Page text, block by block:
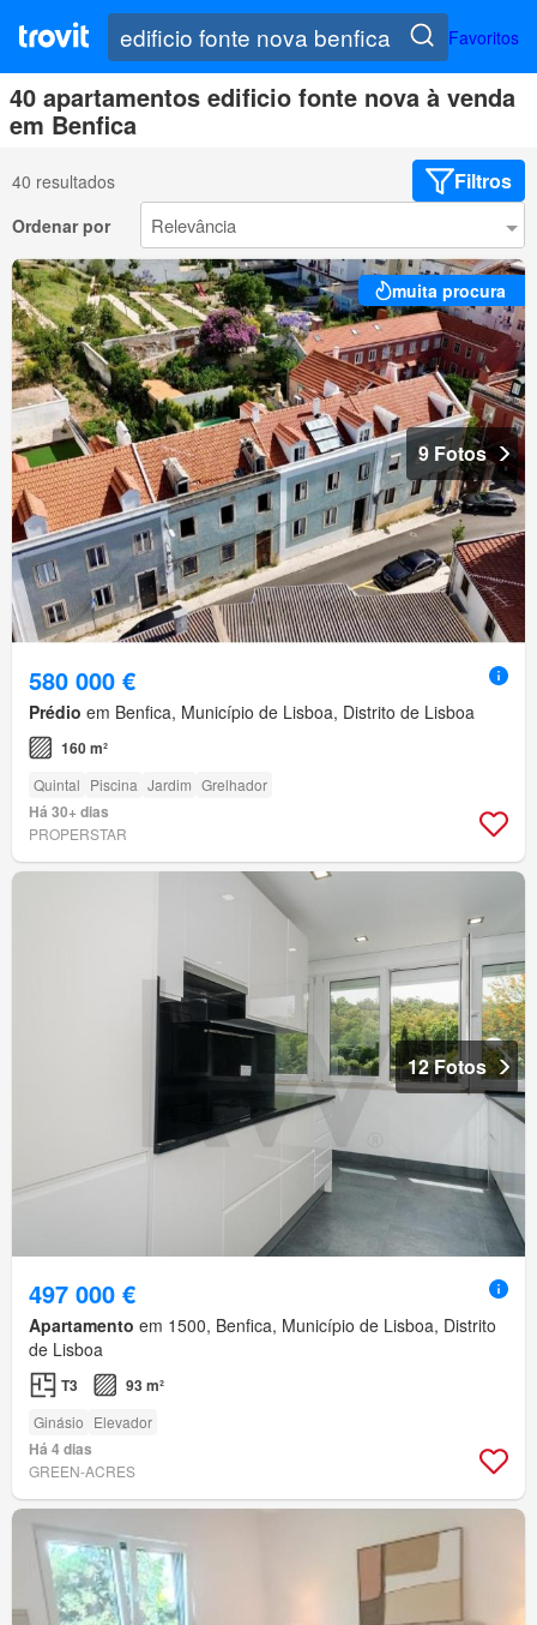
Favoritos
40 apartamentos edificio fonte nova à venda
em Benfica
40 resultados Filtros
Ordenar por
muita procura
9 Fotos
580 000 €
Prédio em Benfica, Município de Lisboa, Distrito de Lisboa
160 m²
Quintal Piscina Jardim Grelhador
Há 30+ dias
PROPERSTAR
12 Fotos
497 000 €
Apartamento em 1500, Benfica, Município de Lisboa, Distrito
de Lisboa
T3 93 m²
Ginásio Elevador
Há 4 dias
GREEN-ACRES